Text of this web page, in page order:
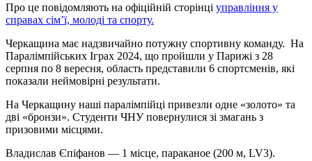
Про це повідомляють на офіційній сторінці управління у
справах сім’ї, молоді та спорту.
Черкащина має надзвичайно потужну спортивну команду. На
Паралімпійських Іграх 2024, що пройшли у Парижі з 28
серпня по 8 вересня, область представили 6 спортсменів, які
показали неймовірні результати.
На Черкащину наші паралімпійці привезли одне «золото» та
дві «бронзи». Студенти ЧНУ повернулися зі змагань з
призовими місцями.
Владислав Єпіфанов — 1 місце, параканое (200 м, LV3).